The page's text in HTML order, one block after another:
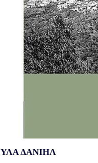
ΔΑΝΙΗΛ